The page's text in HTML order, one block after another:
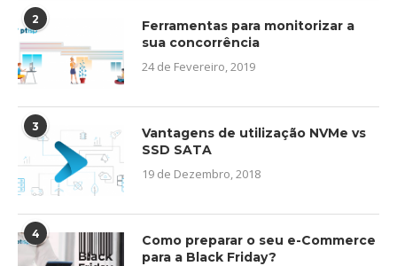
2
Ferramentas para monitorizar a
sua concorrência
24 de Fevereiro, 2019
3
Vantagens de utilização NVMe vs
SSD SATA
19 de Dezembro, 2018
4
Como preparar o seu e-Commerce
para a Black Friday?